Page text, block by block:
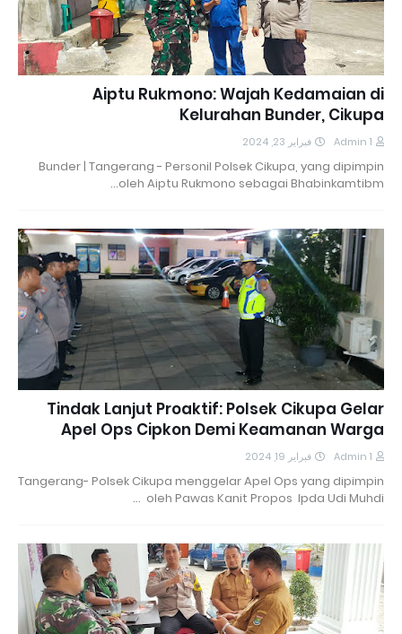
Aiptu Rukmono: Wajah Kedamaian di
Kelurahan Bunder, Cikupa
Admin 1 فبراير 23, 2024
Bunder | Tangerang - Personil Polsek Cikupa, yang dipimpin
oleh Aiptu Rukmono sebagai Bhabinkamtibm…
Tindak Lanjut Proaktif: Polsek Cikupa Gelar
Apel Ops Cipkon Demi Keamanan Warga
Admin 1 فبراير 19, 2024
Tangerang- Polsek Cikupa menggelar Apel Ops yang dipimpin
oleh Pawas Kanit Propos Ipda Udi Muhdi …